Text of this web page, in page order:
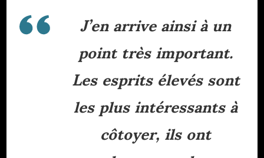
J’en arrive ainsi à un
point très important.
Les esprits élevés sont
les plus intéressants à
côtoyer, ils ont